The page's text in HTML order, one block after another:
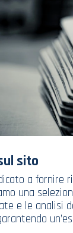
sito
a fornire
una
e le analisi